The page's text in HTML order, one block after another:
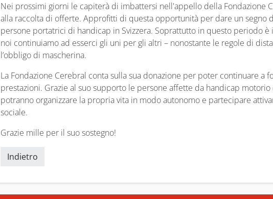
Nei prossimi giorni le capiterà di imbattersi nell'appello della Fondazione
alla raccolta di offerte. Approfitti di questa opportunità per dare un segno
persone portatrici di handicap in Svizzera. Soprattutto in questo periodo
noi continuiamo ad esserci gli uni per gli altri – nonostante le regole di
l’obbligo di mascherina.
La Fondazione Cerebral conta sulla sua donazione per poter continuare a
prestazioni. Grazie al suo supporto le persone affette da handicap
potranno organizzare la propria vita in modo autonomo e partecipare
sociale.
Grazie mille per il suo sostegno!
Indietro